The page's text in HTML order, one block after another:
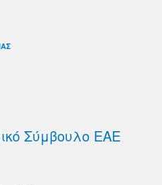
Σύμβουλο ΕΑΕ